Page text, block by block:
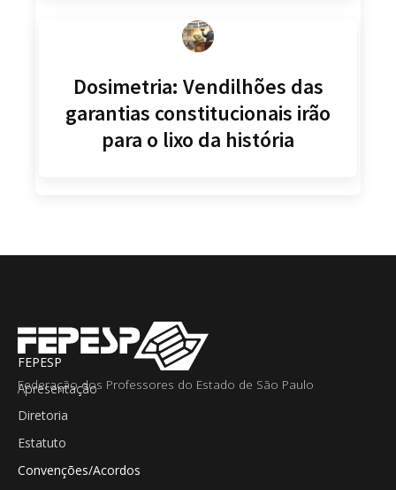
Dosimetria: Vendilhões das
garantias constitucionais irão
para o lixo da história
Federação dos Professores do Estado de São Paulo
FEPESP
Apresentação
Diretoria
Estatuto
Convenções/Acordos